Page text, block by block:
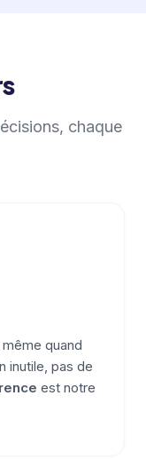
chaque
quand
inutile, pas de
est notre